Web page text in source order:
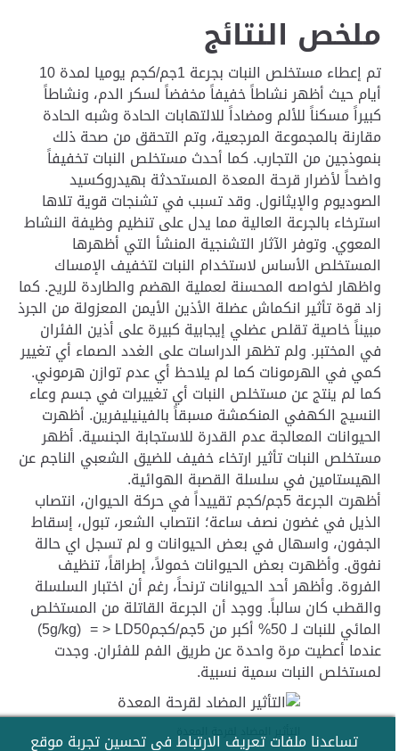
ملخص النتائج
تم إعطاء مستخلص النبات بجرعة 1جم/كجم يوميا لمدة 10
أيام حيث أظهر نشاطاً خفيفاً مخفضاً لسكر الدم، ونشاطاً
كبيراً مسكناً للألم ومضاداً للالتهابات الحادة وشبه الحادة
مقارنة بالمجموعة المرجعية، وتم التحقق من صحة ذلك
بنموذجين من التجارب. كما أحدث مستخلص النبات تخفيفاً
واضحاً لأضرار قرحة المعدة المستحدثة بهيدروكسيد
الصوديوم والإيثانول. وقد تسبب في تشنجات قوية تلاها
استرخاء بالجرعة العالية مما يدل على تنظيم وظيفة النشاط
المعوي. وتوفر الآثار التشنجية المنشأ التي أظهرها
المستخلص الأساس لاستخدام النبات لتخفيف الإمساك
واظهار لخواصه المحسنة لعملية الهضم والطاردة للريح. كما
زاد قوة تأثير انكماش عضلة الأذين الأيمن المعزولة من الجرذ
مبيناً خاصية تقلص عضلي إيجابية كبيرة على أذين الفئران
في المختبر. ولم تظهر الدراسات على الغدد الصماء أي تغيير
كمي في الهرمونات كما لم يلاحظ أي عدم توازن هرموني.
كما لم ينتج عن مستخلص النبات أي تغييرات في جسم وعاء
النسيج الكهفي المنكمشة مسبقاً بالفينيليفرين. أظهرت
الحيوانات المعالجة عدم القدرة للاستجابة الجنسية. أظهر
مستخلص النبات تأثير ارتخاء خفيف للضيق الشعبي الناجم عن
الهيستامين في سلسلة القصبة الهوائية.
أظهرت الجرعة 5جم/كجم تقييداً في حركة الحيوان، انتصاب
الذيل في غضون نصف ساعة؛ انتصاب الشعر، تبول، إسقاط
الجفون، واسهال في بعض الحيوانات و لم تسجل اي حالة
نفوق. وأظهرت بعض الحيوانات خمولاً، إطراقاً، تنظيف
الفروة. وأظهر أحد الحيوانات ترنحاً، رغم أن اختبار السلسلة
والقطب كان سالباً. ووجد أن الجرعة القاتلة من المستخلص
المائي للنبات لـ 50% أكبر من 5جم/كجم5g/kg) = > LD50)
عندما أعطيت مرة واحدة عن طريق الفم للفئران. وجدت
لمستخلص النبات سمية نسبية.
التأثير المضاد لقرحة المعدة
تساعدنا ملفات تعريف الارتباط في تحسين تجربة موقع